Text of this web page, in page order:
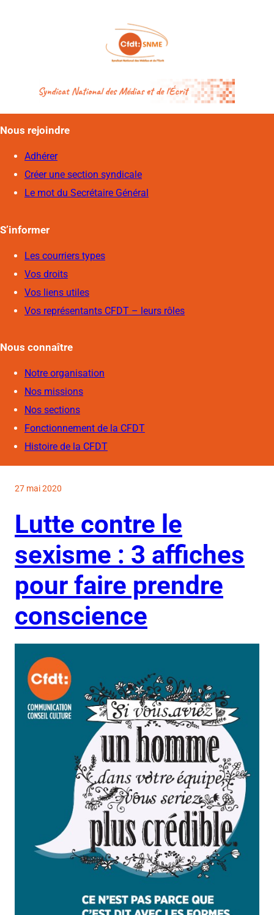
Nous rejoindre
Adhérer
Créer une section syndicale
Le mot du Secrétaire Général
S’informer
Les courriers types
Vos droits
Vos liens utiles
Vos représentants CFDT – leurs rôles
Nous connaître
Notre organisation
Nos missions
Nos sections
Fonctionnement de la CFDT
Histoire de la CFDT
27 mai 2020
Lutte contre le
sexisme : 3 affiches
pour faire prendre
conscience